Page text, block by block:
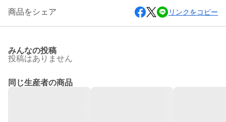
商品をシェア リンクをコピー
みんなの投稿
投稿はありません
同じ生産者の商品